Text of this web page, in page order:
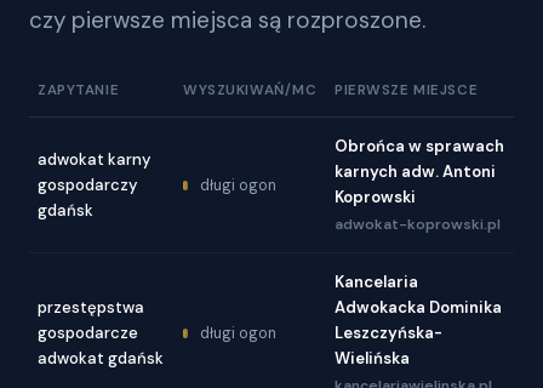
czy pierwsze miejsca są rozproszone.
ZAPYTANIE WYSZUKIWAŃ/MC PIERWSZE MIEJSCE
adwokat karny
gospodarczy
gdańsk
długi ogon
Obrońca w sprawach
karnych adw. Antoni
Koprowski
adwokat-koprowski.pl
przestępstwa
gospodarcze
adwokat gdańsk
długi ogon
Kancelaria
Adwokacka Dominika
Leszczyńska-
Wielińska